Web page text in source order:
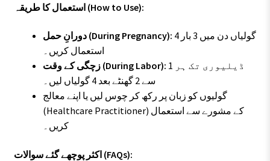
استعمال کا طریقہ (How to Use):
دورانِ حمل (During Pregnancy): 4 گولیاں دن میں 3 بار
استعمال کریں۔
زچگی کے وقت (During Labor):
سے 2 گھنٹے بعد 4 گولیاں لیں۔
گولیوں کو زبان پر رکھ کر چوس لیں یا اپنے معالج
(Healthcare Practitioner) کے مشورے سے استعمال
کریں۔
اکثر پوچھے گئے سوالات (FAQs):